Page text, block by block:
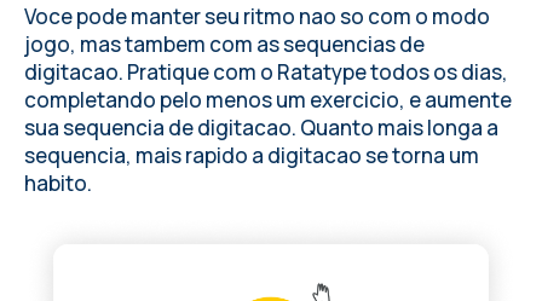
Voce pode manter seu ritmo nao so com o modo
jogo, mas tambem com as sequencias de
digitacao. Pratique com o Ratatype todos os dias,
completando pelo menos um exercicio, e aumente
sua sequencia de digitacao. Quanto mais longa a
sequencia, mais rapido a digitacao se torna um
habito.